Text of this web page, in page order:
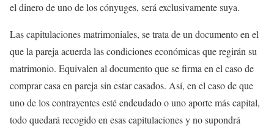
el dinero de uno de los cónyuges, será exclusivamente suya.
Las capitulaciones matrimoniales, se trata de un documento en el
que la pareja acuerda las condiciones económicas que regirán su
matrimonio. Equivalen al documento que se firma en el caso de
comprar casa en pareja sin estar casados. Así, en el caso de que
uno de los contrayentes esté endeudado o uno aporte más capital,
todo quedará recogido en esas capitulaciones y no supondrá